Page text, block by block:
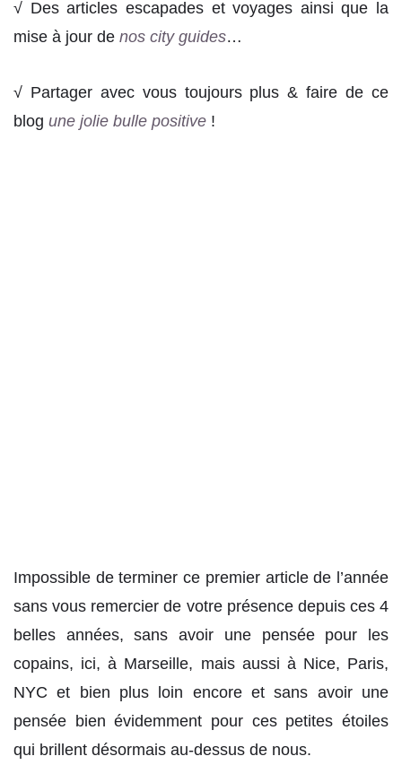
√ Des articles escapades et voyages ainsi que la
mise à jour de nos city guides…
√ Partager avec vous toujours plus & faire de ce
blog une jolie bulle positive !
Impossible de terminer ce premier article de l’année
sans vous remercier de votre présence depuis ces 4
belles années, sans avoir une pensée pour les
copains, ici, à Marseille, mais aussi à Nice, Paris,
NYC et bien plus loin encore et sans avoir une
pensée bien évidemment pour ces petites étoiles
qui brillent désormais au-dessus de nous.